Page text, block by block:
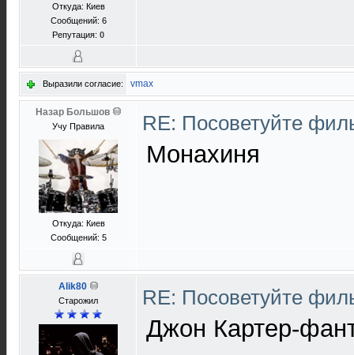
Откуда: Киев
Сообщений: 6
Репутация: 0
Выразили согласие: vmax
Назар Большов
Учу Правила
Откуда: Киев
Сообщений: 5
RE: Посоветуйте
Монахиня
Alik80
Старожил RE: Посоветуйте
Джон Картер-